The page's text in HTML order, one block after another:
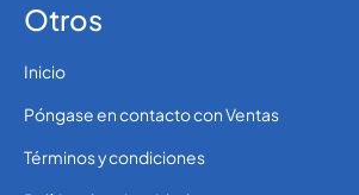
Otros
Inicio
Póngase en contacto con Ventas
Términos y condiciones